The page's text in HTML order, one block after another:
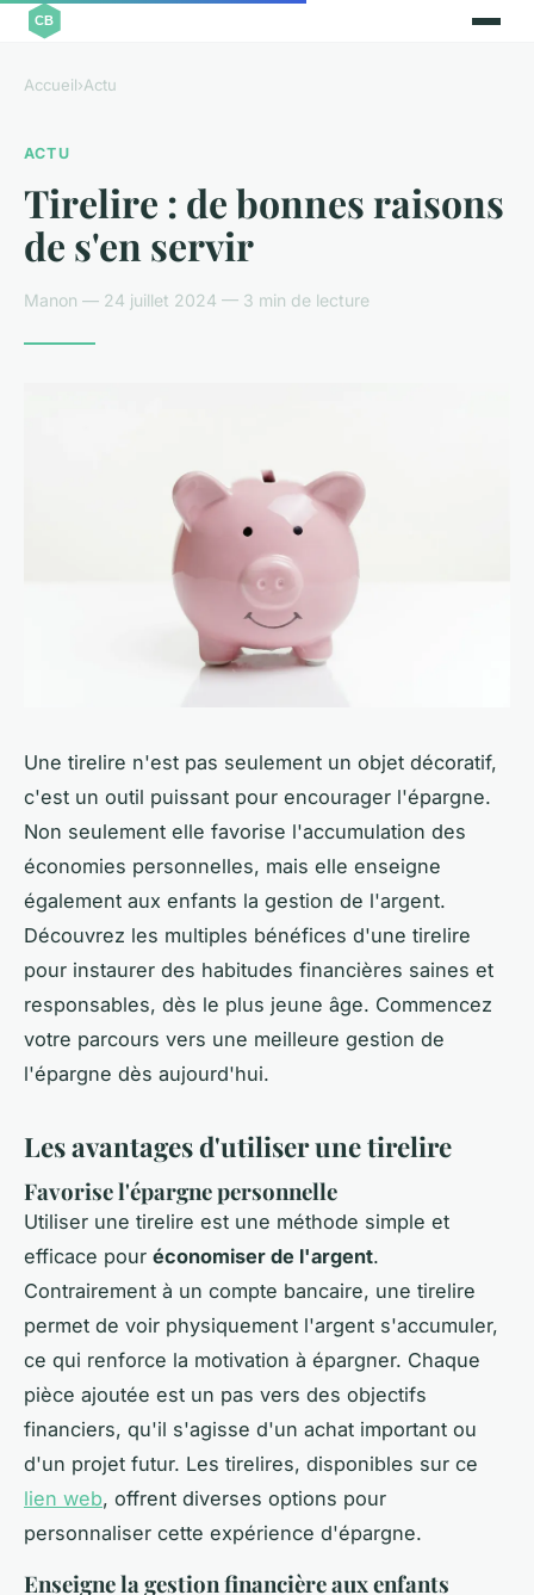
Accueil›Actu
ACTU
Tirelire : de bonnes raisons
de s'en servir
Manon — 24 juillet 2024 — 3 min de lecture
Une tirelire n'est pas seulement un objet décoratif,
c'est un outil puissant pour encourager l'épargne.
Non seulement elle favorise l'accumulation des
économies personnelles, mais elle enseigne
également aux enfants la gestion de l'argent.
Découvrez les multiples bénéfices d'une tirelire
pour instaurer des habitudes financières saines et
responsables, dès le plus jeune âge. Commencez
votre parcours vers une meilleure gestion de
l'épargne dès aujourd'hui.
Les avantages d'utiliser une tirelire
Favorise l'épargne personnelle
Utiliser une tirelire est une méthode simple et
efficace pour économiser de l'argent.
Contrairement à un compte bancaire, une tirelire
permet de voir physiquement l'argent s'accumuler,
ce qui renforce la motivation à épargner. Chaque
pièce ajoutée est un pas vers des objectifs
financiers, qu'il s'agisse d'un achat important ou
d'un projet futur. Les tirelires, disponibles sur ce
lien web, offrent diverses options pour
personnaliser cette expérience d'épargne.
Enseigne la gestion financière aux enfants